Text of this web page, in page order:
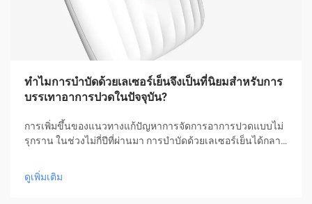
ทำไมการบำบัดด้วยเลเซอร์เย็นจึงเป็นที่นิยมสำหรับการ
บรรเทาอาการปวดในปัจจุบัน?
การเพิ่มขึ้นของแนวทางแก้ปัญหาการจัดการอาการปวดแบบไม่
รุกราน ในช่วงไม่กี่ปีที่ผ่านมา การบำบัดด้วยเลเซอร์เย็นได้กลาย
หวังให้กับผู้คนหลายล้านคนที่ต้องการความช่วยเหลือโดยไม่ต้อง
ใช้ยาหรือการผ่าตัด รูปแบบการรักษาเชิงนวัตกรรมนี้...
ดูเพิ่มเติม